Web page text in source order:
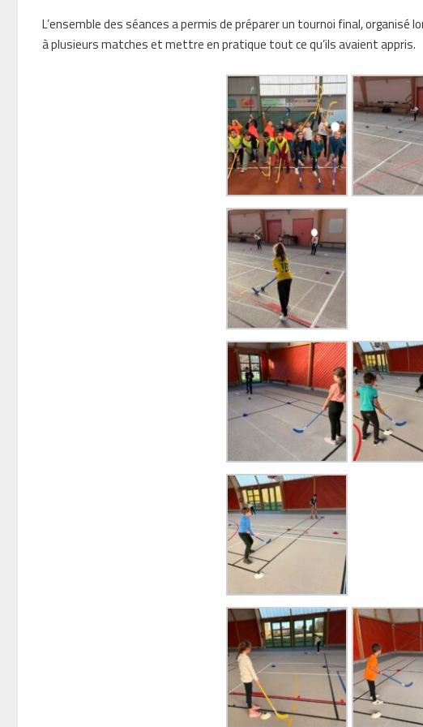
L’ensemble des séances a permis de préparer un tournoi final, organisé
à plusieurs matches et mettre en pratique tout ce qu’ils avaient appris.